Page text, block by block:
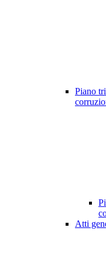
Piano
Atti